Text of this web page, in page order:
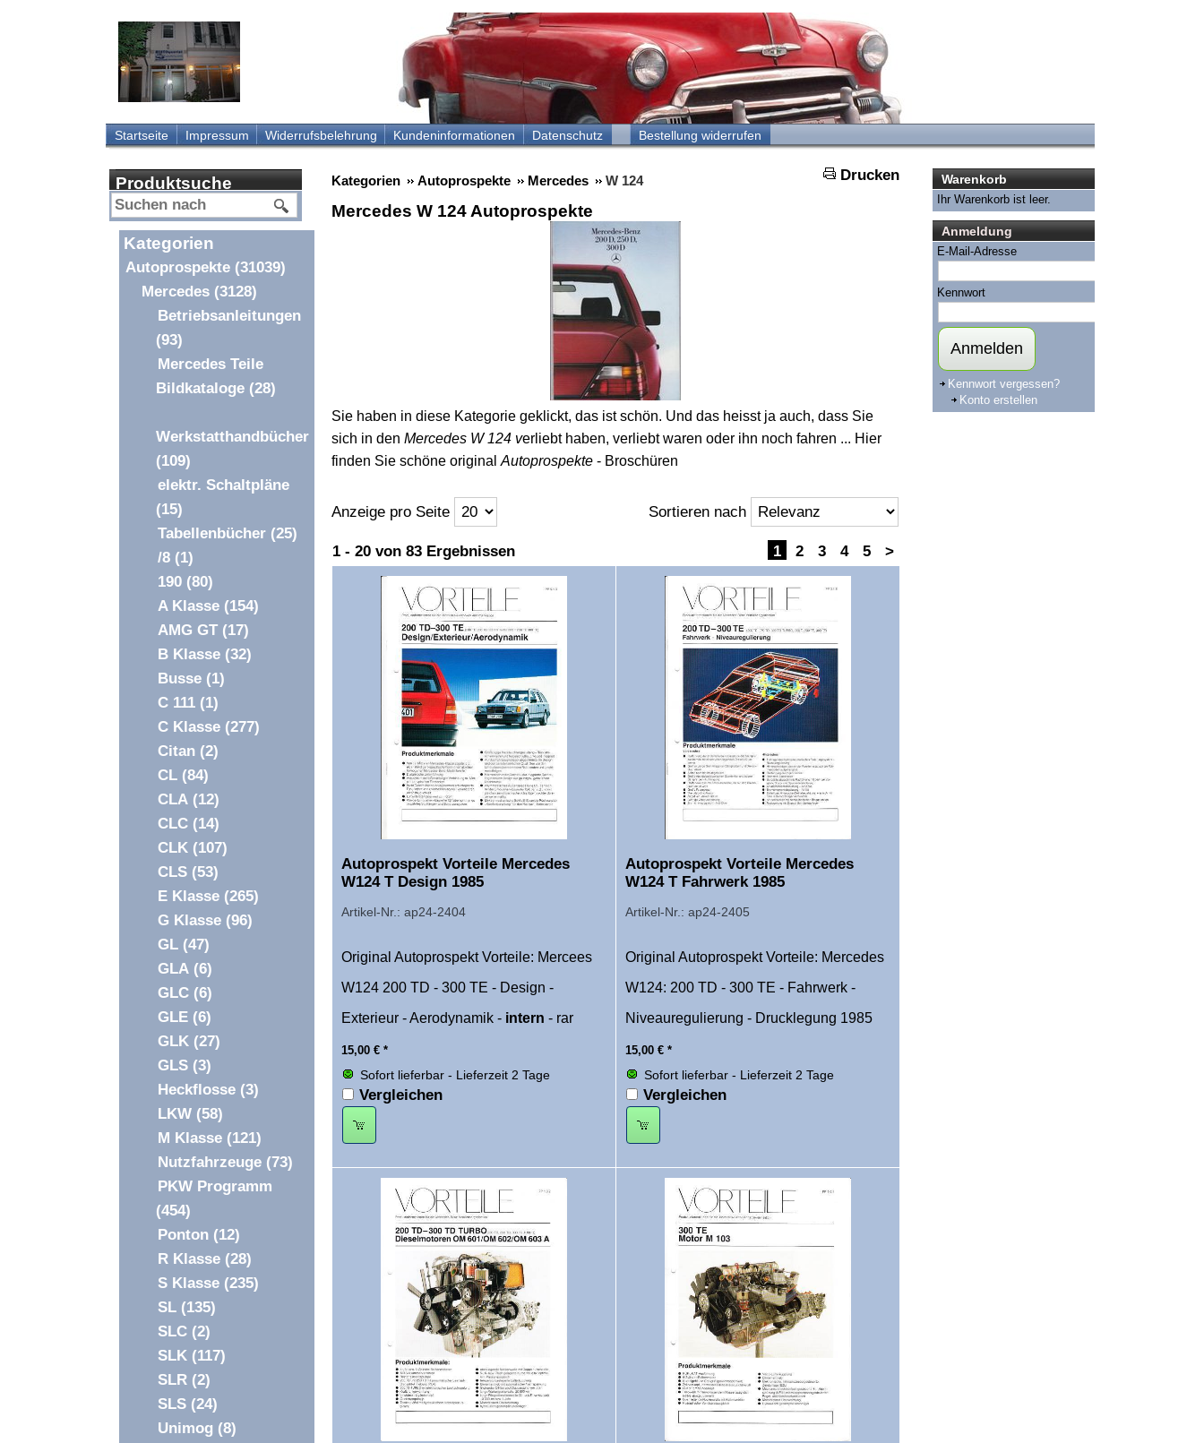
Startseite Impressum Widerrufsbelehrung Kundeninformationen Datenschutz Bestellung widerrufen
Produktsuche
Kategorien
Autoprospekte (31039)
Mercedes (3128)
Betriebsanleitungen
(93)
Mercedes Teile
Bildkataloge (28)
Werkstatthandbücher
(109)
elektr. Schaltpläne
(15)
Tabellenbücher (25)
/8 (1)
190 (80)
A Klasse (154)
AMG GT (17)
B Klasse (32)
Busse (1)
C 111 (1)
C Klasse (277)
Citan (2)
CL (84)
CLA (12)
CLC (14)
CLK (107)
CLS (53)
E Klasse (265)
G Klasse (96)
GL (47)
GLA (6)
GLC (6)
GLE (6)
GLK (27)
GLS (3)
Heckflosse (3)
LKW (58)
M Klasse (121)
Nutzfahrzeuge (73)
PKW Programm
(454)
Ponton (12)
R Klasse (28)
S Klasse (235)
SL (135)
SLC (2)
SLK (117)
SLR (2)
SLS (24)
Unimog (8)
Warenkorb
Ihr Warenkorb ist leer.
Anmeldung
E-Mail-Adresse
Kennwort
Anmelden
Kennwort vergessen?
Konto erstellen
Drucken
Kategorien Autoprospekte Mercedes W 124
Mercedes W 124 Autoprospekte
Sie haben in diese Kategorie geklickt, das ist schön. Und das heisst ja auch, dass Sie
sich in den Mercedes W 124 verliebt haben, verliebt waren oder ihn noch fahren ... Hier
finden Sie schöne original Autoprospekte - Broschüren
Anzeige pro Seite Sortieren nach
Überschrift
1
1 - 20 von 83 Ergebnissen 1 2 3 4 5
>
Überschrift
Autoprospekt Vorteile Mercedes
W124 T Design 1985
Artikel-Nr.: ap24-2404
Original Autoprospekt Vorteile: Mercees
W124 200 TD - 300 TE - Design -
Exterieur - Aerodynamik - intern - rar
15,00 € *
Sofort lieferbar - Lieferzeit 2 Tage
Vergleichen
Autoprospekt Vorteile Mercedes
W124 T Fahrwerk 1985
Artikel-Nr.: ap24-2405
Original Autoprospekt Vorteile: Mercedes
W124: 200 TD - 300 TE - Fahrwerk -
Niveauregulierung - Drucklegung 1985
15,00 € *
Sofort lieferbar - Lieferzeit 2 Tage
Vergleichen